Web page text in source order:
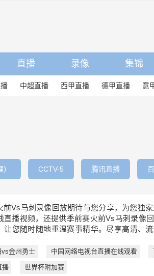
直播 录像 集锦
中超直播 西甲直播 德甲直播 意
CCTV-5 腾讯直播
前Vs马刺录像回放期待与您分享，为您独
直播视频，还提供季前赛火前Vs马刺录像
让您随时随地重温赛事精华。尽享高清、
金州勇士 中国网络电视台直播在线观看
播 世界杯附加赛